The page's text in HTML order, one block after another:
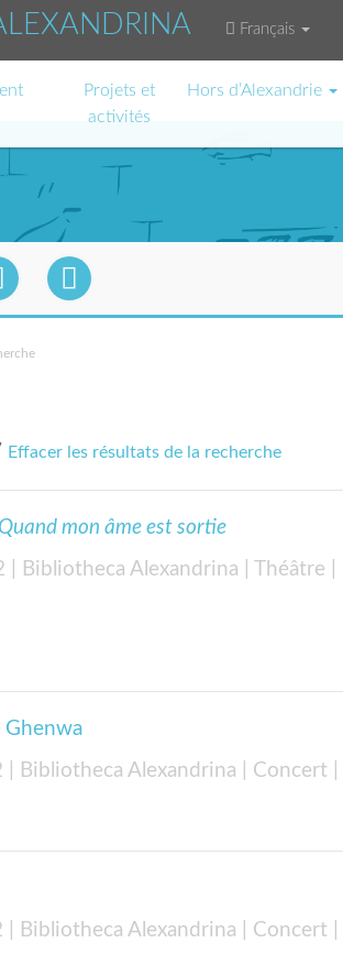
Français
Projets et
activités
Hors d’Alexandrie
Effacer les résultats de la recherche
Quand mon âme est sortie
| Bibliotheca Alexandrina | Théâtre
| Bibliotheca Alexandrina | Concert
| Bibliotheca Alexandrina | Concert